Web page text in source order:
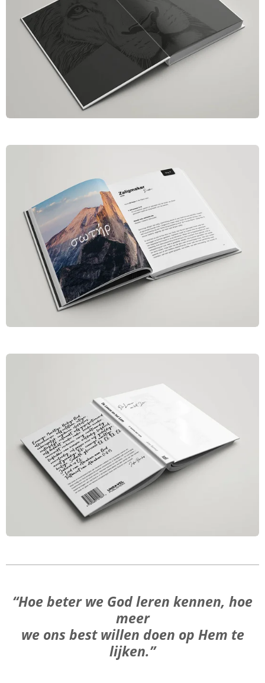
“Hoe beter we God leren kennen, hoe
meer
we ons best willen doen op Hem te
lijken.”